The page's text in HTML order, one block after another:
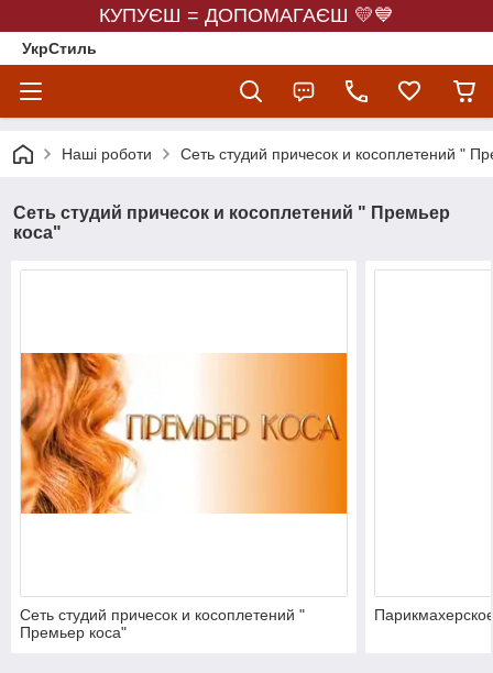
КУПУЄШ = ДОПОМАГАЄШ 💛💙
УкрСтиль
Наші роботи Сеть студий причесок и косоплетений "
Сеть студий причесок и косоплетений " Премьер
коса"
Сеть студий причесок и косоплетений "
Премьер коса"